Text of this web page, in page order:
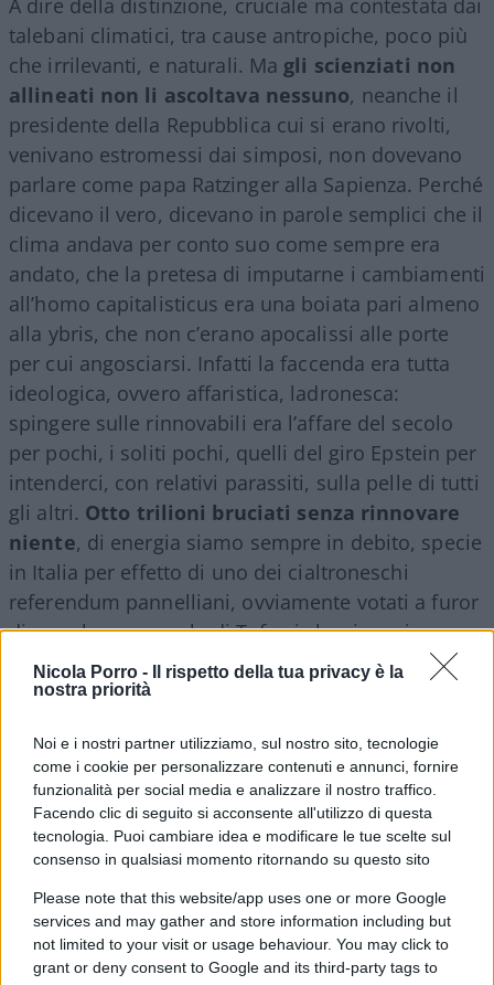
Nicola Porro -
Il rispetto della tua privacy è la
nostra priorità
Noi e i nostri partner utilizziamo, sul nostro sito, tecnologie
come i cookie per personalizzare contenuti e annunci, fornire
funzionalità per social media e analizzare il nostro traffico.
Facendo clic di seguito si acconsente all'utilizzo di questa
tecnologia. Puoi cambiare idea e modificare le tue scelte sul
consenso in qualsiasi momento ritornando su questo sito
Please note that this website/app uses one or more Google
services and may gather and store information including but
not limited to your visit or usage behaviour. You may click to
grant or deny consent to Google and its third-party tags to
talebani climatici, tra cause antropiche, poco più
che irrilevanti, e naturali. Ma gli scienziati non
allineati non li ascoltava nessuno, neanche il
presidente della Repubblica cui si erano rivolti,
venivano estromessi dai simposi, non dovevano
parlare come papa Ratzinger alla Sapienza. Perché
dicevano il vero, dicevano in parole semplici che il
clima andava per conto suo come sempre era
andato, che la pretesa di imputarne i cambiamenti
all’homo capitalisticus era una boiata pari almeno
alla ybris, che non c’erano apocalissi alle porte
per cui angosciarsi. Infatti la faccenda era tutta
ideologica, ovvero affaristica, ladronesca:
spingere sulle rinnovabili era l’affare del secolo
per pochi, i soliti pochi, quelli del giro Epstein per
intenderci, con relativi parassiti, sulla pelle di tutti
gli altri. Otto trilioni bruciati senza rinnovare
niente, di energia siamo sempre in debito, specie
in Italia per effetto di uno dei cialtroneschi
referendum pannelliani, ovviamente votati a furor
di popolo, un popolo di Tafazzi che rinunciavano
al nucleare fatto in casa per comperarselo dalla
Francia. Al resto dello scempio provvedeva una
sia composta di malati mentali o di figli di puttana
(le alternative, eventualmente, potrebbero non
escludersi a vicenda).
Mentre il clima continua a andare per conto suo:
avevano pure fatto presente che, dopo un ciclo
infinitesimale, una manciata di estati un po’ più